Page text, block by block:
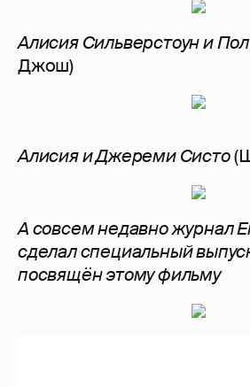
Алисия Сильверстоун и
Джош)
Алисия и Джереми Систо
А совсем недавно журнал
сделал специальный
посвящён этому фильму